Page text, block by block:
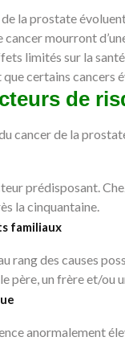
la prostate
cancer mourront
limités sur la
certains cancers
de
cancer de la
prédisposant.
la cinquantaine.
familiaux
rang des causes
père, un frère et/ou
anormalement